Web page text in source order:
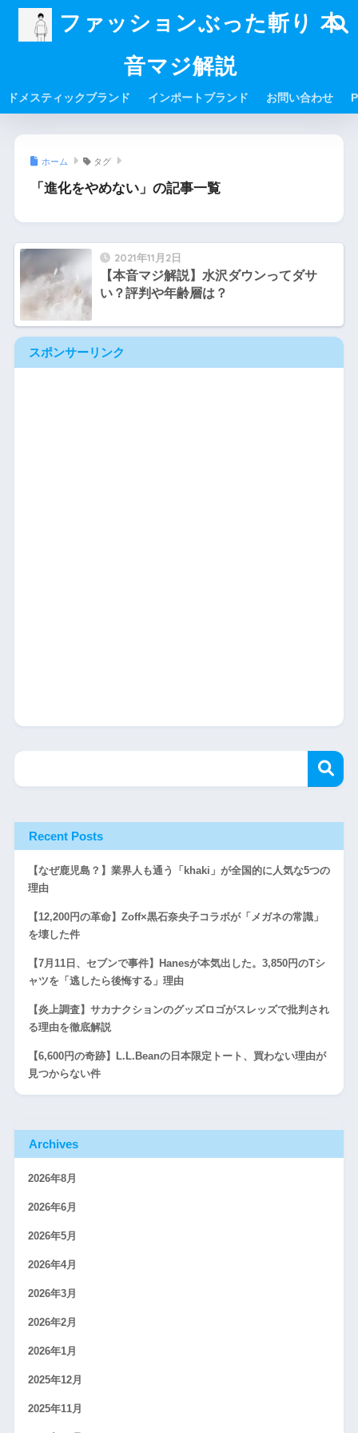
ファッションぶった斬り 本
音マジ解説
ドメスティックブランド インポートブランド お問い合わせ
ホーム タグ
「進化をやめない」の記事一覧
2021年11月2日
【本音マジ解説】水沢ダウンってダサ
い？評判や年齢層は？
スポンサーリンク
Recent Posts
【なぜ鹿児島？】業界人も通う「khaki」が全国的に人気な5つの
理由
【12,200円の革命】Zoff×黒石奈央子コラボが「メガネの常識」
を壊した件
【7月11日、セブンで事件】Hanesが本気出した。3,850円のTシ
ャツを「逃したら後悔する」理由
【炎上調査】サカナクションのグッズロゴがスレッズで批判され
る理由を徹底解説
【6,600円の奇跡】L.L.Beanの日本限定トート、買わない理由が
見つからない件
Archives
2026年8月
2026年6月
2026年5月
2026年4月
2026年3月
2026年2月
2026年1月
2025年12月
2025年11月